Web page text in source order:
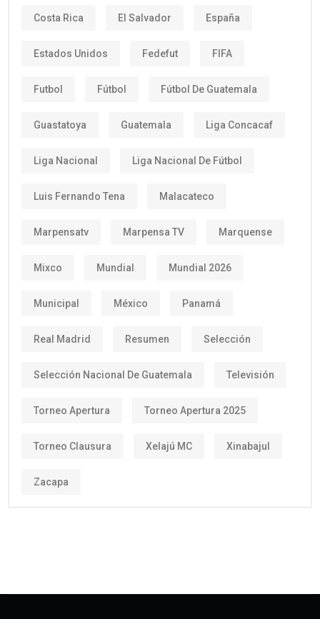
Costa Rica El Salvador España
Estados Unidos Fedefut FIFA
Futbol Fútbol Fútbol De Guatemala
Guastatoya Guatemala Liga Concacaf
Liga Nacional Liga Nacional De Fútbol
Luis Fernando Tena Malacateco
Marpensatv Marpensa TV Marquense
Mixco Mundial Mundial 2026
Municipal México Panamá
Real Madrid Resumen Selección
Selección Nacional De Guatemala Televisión
Torneo Apertura Torneo Apertura 2025
Torneo Clausura Xelajú MC Xinabajul
Zacapa